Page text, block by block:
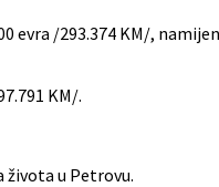
evra /293.374 KM/,
KM/.
u Petrovu.